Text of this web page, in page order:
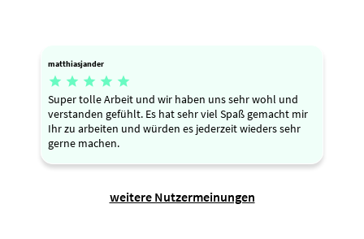
matthiasjander
    
Super tolle Arbeit und wir haben uns sehr wohl und
verstanden gefühlt. Es hat sehr viel Spaß gemacht mir
Ihr zu arbeiten und würden es jederzeit wieders sehr
gerne machen.
weitere Nutzermeinungen